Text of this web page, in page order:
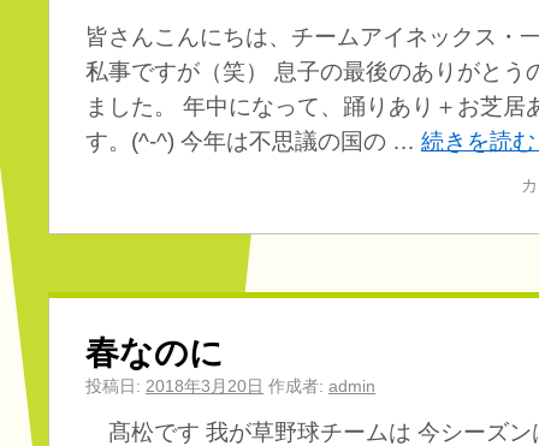
皆さんこんにちは、チームアイネックス・
私事ですが（笑） 息子の最後のありがとう
ました。 年中になって、踊りあり＋お芝居
す。(^-^) 今年は不思議の国の … 続きを読
春なのに
投稿日: 2018年3月20日 作成者: admin
髙松です 我が草野球チームは 今シーズ